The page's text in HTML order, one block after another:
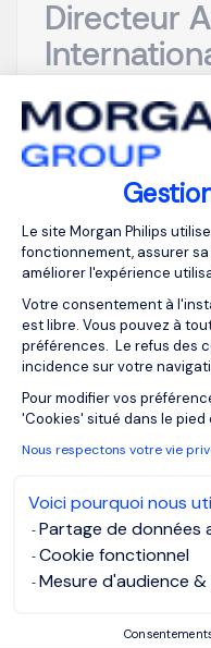
Plateforme de
Le site Morgan Philips
fonctionnement, assurer
améliorer l'expérience
Votre consentement à
est libre. Vous pouvez à
préférences. Le refus des
incidence sur votre
Pour modifier vos
'Cookies' situé dans le pied
Nous respectons votre vie
Voici pourquoi nous
Partage de données
Cookie fonctionnel
Mesure d'audience
Directeur
Réseaux
Issy-les-
Moulineaux, Ile-
de-France
CDI
Notre cabinet de
acteur international
des
futur Directeur des
Télécoms . Dans un
d’enjeux
charge un périmètre...